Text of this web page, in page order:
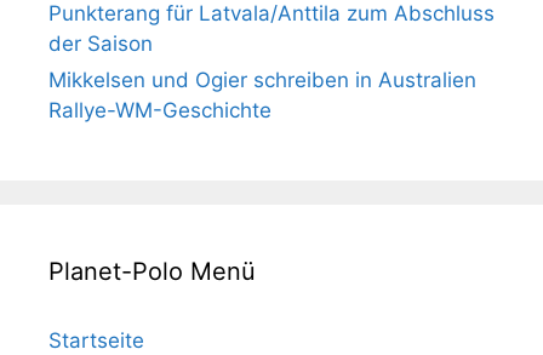
Punkterang für Latvala/Anttila zum Abschluss
der Saison
Mikkelsen und Ogier schreiben in Australien
Rallye-WM-Geschichte
Planet-Polo Menü
Startseite